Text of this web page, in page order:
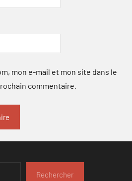
mon e-mail et mon site dans le
commentaire.
Rechercher